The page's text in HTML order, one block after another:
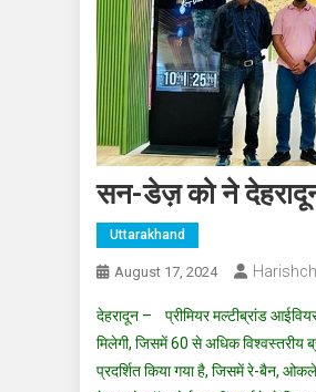
सन-डेज़ को ने
Uttarakhand
August 17, 2024
देहरादून – प्रीमियर मल्टीब्रांड
मिलेगी, जिसमें 60 से अधिक विश्वस्तरीय
प्रदर्शित किया गया है, जिसमें रे-बैन, ओकले,